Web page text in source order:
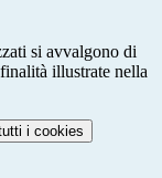
si avvalgono di
illustrate nella
i cookies